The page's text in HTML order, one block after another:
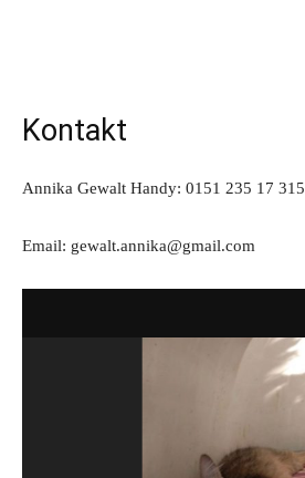
Kontakt
Annika Gewalt Handy: 0151 235 17 315
Email: gewalt.annika@gmail.com